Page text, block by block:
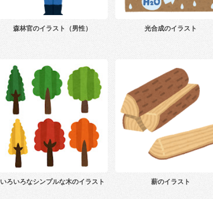
森林官のイラスト（男性） 光合成のイラスト
いろいろなシンプルな木のイラスト 薪のイラスト